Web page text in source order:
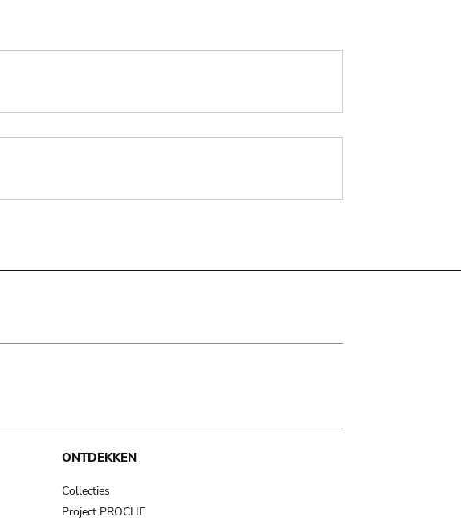
ONTDEKKEN
Collecties
Project PROCHE